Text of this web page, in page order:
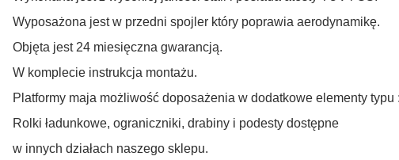
Wyposażona jest w przedni spojler który poprawia aerodynamikę.
Objęta jest 24 miesięczna gwarancją.
W komplecie instrukcja montażu.
Platformy maja możliwość doposażenia w dodatkowe elementy typu
Rolki ładunkowe, ograniczniki, drabiny i podesty dostępne
w innych działach naszego sklepu.